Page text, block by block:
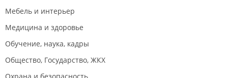
Мебель и интерьер
Медицина и здоровье
Обучение, наука, кадры
Общество, Государство, ЖКХ